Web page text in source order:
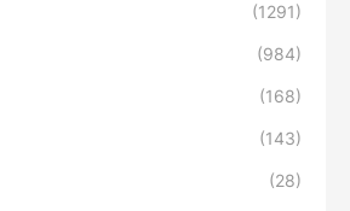
(1291)
(984)
(168)
(143)
(28)